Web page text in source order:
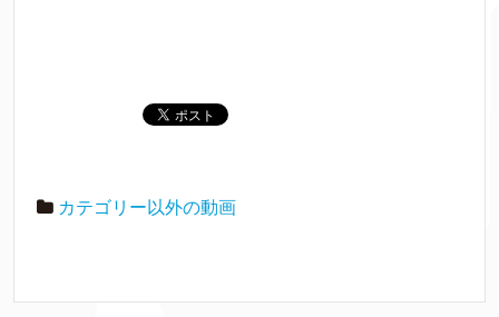
カテゴリー以外の動画